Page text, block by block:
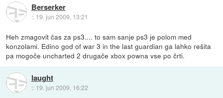
Berserker
:: 19. jun 2009, 13:21
Heh zmagovit čas za ps3.... to sam sanje ps3 je polom med
konzolami. Edino god of war 3 in the last guardian ga lahko rešita
pa mogoče uncharted 2 drugače xbox powna vse po črti.
laught
:: 19. jun 2009, 16:22